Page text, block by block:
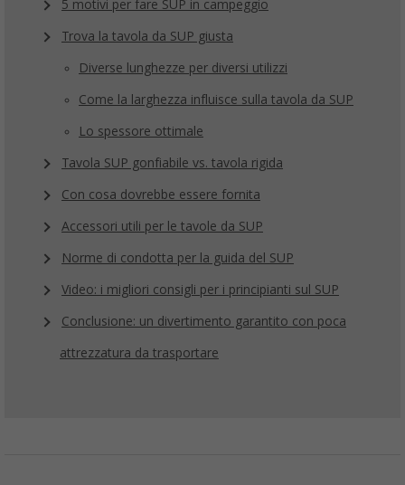
5 motivi per fare SUP in campeggio
Trova la tavola da SUP giusta
Diverse lunghezze per diversi utilizzi
Come la larghezza influisce sulla tavola da SUP
Lo spessore ottimale
Tavola SUP gonfiabile vs. tavola rigida
Con cosa dovrebbe essere fornita
Accessori utili per le tavole da SUP
Norme di condotta per la guida del SUP
Video: i migliori consigli per i principianti sul SUP
Conclusione: un divertimento garantito con poca
attrezzatura da trasportare